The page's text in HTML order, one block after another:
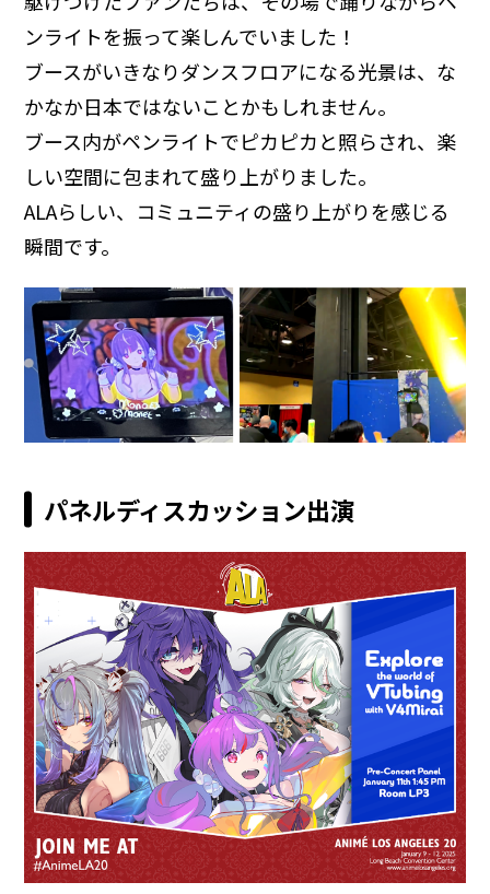
ンライトを振って楽しんでいました！
ブースがいきなりダンスフロアになる光景は、な
かなか日本ではないことかもしれません。
ブース内がペンライトでピカピカと照らされ、楽
しい空間に包まれて盛り上がりました。
ALAらしい、コミュニティの盛り上がりを感じる
瞬間です。
パネルディスカッション出演